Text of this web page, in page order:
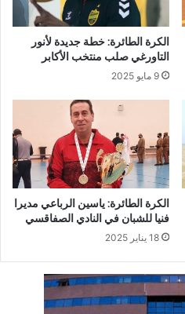
الكرة الطائرة: خطة جديدة لأنور
التاورغي صلب منتخب الأكابر
9 مايو 2025
الكرة الطائرة: ياسين الرباعي مديرا
فنيا للشبان في النادي الصفاقسي
18 يناير 2025